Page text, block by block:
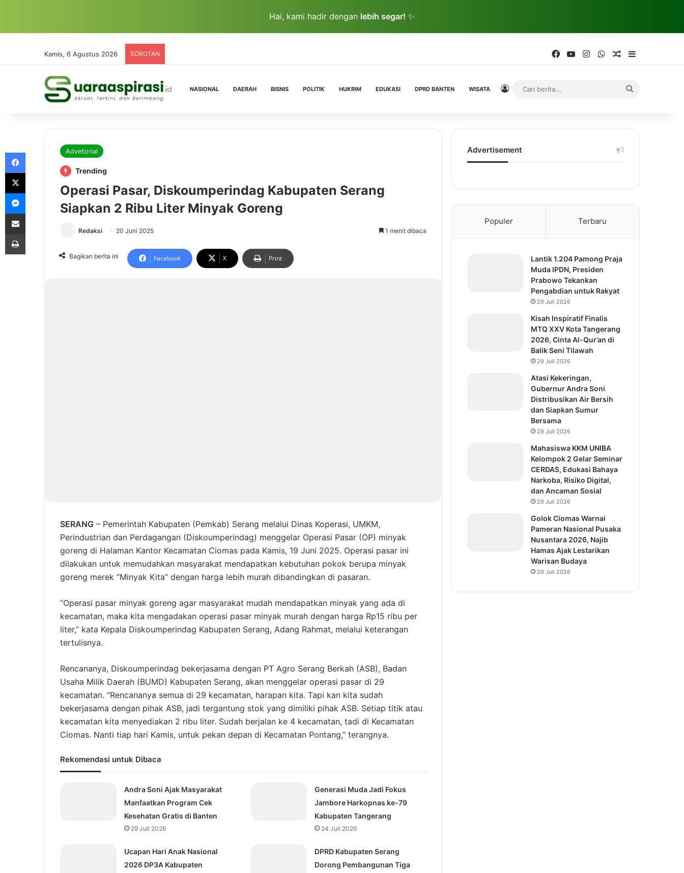
Hai, kami hadir dengan lebih segar! ✨
Kamis, 6 Agustus 2026 SOROTAN FacebookYouTubeInstagramWhatsAppRandom Article
NASIONAL DAERAH BISNIS POLITIK HUKRIM EDUKASI DPRD BANTEN WISATA Log In
Advetorial
Trending
Operasi Pasar, Diskoumperindag Kabupaten Serang
Siapkan 2 Ribu Liter Minyak Goreng
Redaksi 20 Juni 2025 1 menit dibaca
Bagikan berita ini Facebook X Print
SERANG – Pemerintah Kabupaten (Pemkab) Serang melalui Dinas Koperasi, UMKM,
Perindustrian dan Perdagangan (Diskoumperindag) menggelar Operasi Pasar (OP) minyak
goreng di Halaman Kantor Kecamatan Ciomas pada Kamis, 19 Juni 2025. Operasi pasar ini
dilakukan untuk memudahkan masyarakat mendapatkan kebutuhan pokok berupa minyak
goreng merek “Minyak Kita” dengan harga lebih murah dibandingkan di pasaran.
“Operasi pasar minyak goreng agar masyarakat mudah mendapatkan minyak yang ada di
kecamatan, maka kita mengadakan operasi pasar minyak murah dengan harga Rp15 ribu per
liter,” kata Kepala Diskoumperindag Kabupaten Serang, Adang Rahmat, melalui keterangan
tertulisnya.
Rencananya, Diskoumperindag bekerjasama dengan PT Agro Serang Berkah (ASB), Badan
Usaha Milik Daerah (BUMD) Kabupaten Serang, akan menggelar operasi pasar di 29
kecamatan. “Rencananya semua di 29 kecamatan, harapan kita. Tapi kan kita sudah
bekerjasama dengan pihak ASB, jadi tergantung stok yang dimiliki pihak ASB. Setiap titik atau
kecamatan kita menyediakan 2 ribu liter. Sudah berjalan ke 4 kecamatan, tadi di Kecamatan
Ciomas. Nanti tiap hari Kamis, untuk pekan depan di Kecamatan Pontang,” terangnya.
Rekomendasi untuk Dibaca
Andra Soni Ajak Masyarakat
Manfaatkan Program Cek
Kesehatan Gratis di Banten
29 Juli 2026
Generasi Muda Jadi Fokus
Jambore Harkopnas ke-79
Kabupaten Tangerang
24 Juli 2026
Ucapan Hari Anak Nasional
2026 DP3A Kabupaten
DPRD Kabupaten Serang
Dorong Pembangunan Tiga
Advertisement
Populer Terbaru
Lantik 1.204 Pamong Praja
Muda IPDN, Presiden
Prabowo Tekankan
Pengabdian untuk Rakyat
29 Juli 2026
Kisah Inspiratif Finalis
MTQ XXV Kota Tangerang
2026, Cinta Al-Qur’an di
Balik Seni Tilawah
29 Juli 2026
Atasi Kekeringan,
Gubernur Andra Soni
Distribusikan Air Bersih
dan Siapkan Sumur
Bersama
29 Juli 2026
Mahasiswa KKM UNIBA
Kelompok 2 Gelar Seminar
CERDAS, Edukasi Bahaya
Narkoba, Risiko Digital,
dan Ancaman Sosial
29 Juli 2026
Golok Ciomas Warnai
Pameran Nasional Pusaka
Nusantara 2026, Najib
Hamas Ajak Lestarikan
Warisan Budaya
29 Juli 2026
Messenger